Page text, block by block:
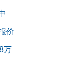
价
万